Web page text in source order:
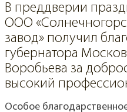
В преддверии
ООО
завод» получил
губернатора
Воробьева за
высокий
Особое